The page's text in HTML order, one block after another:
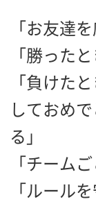
「お友達を
「勝った
「負けた
しておめ
る」
「チーム
「ルール